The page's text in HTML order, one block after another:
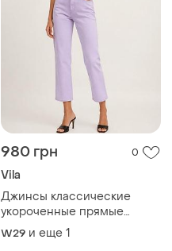
980 грн 0
Vila
Джинсы классические
укороченные прямые
regular waist &amp; straight
fit женские vila m l лиловые
W29 и еще 1